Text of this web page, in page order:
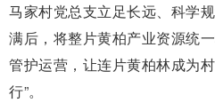
马家村党总支立足长远、科学
满后，将整片黄柏产业资源统
管护运营，让连片黄柏林成为
行”。